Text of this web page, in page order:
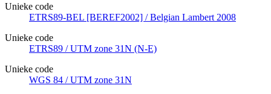
Unieke code
ETRS89-BEL [BEREF2002] / Belgian Lambert 2008
Unieke code
ETRS89 / UTM zone 31N (N-E)
Unieke code
WGS 84 / UTM zone 31N